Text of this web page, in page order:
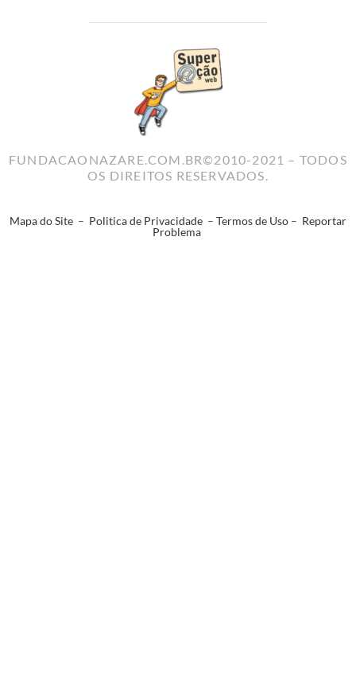
FUNDACAONAZARE.COM.BR©2010-2021 – TODOS
OS DIREITOS RESERVADOS.
Mapa do Site – Politica de Privacidade – Termos de Uso – Reportar
Problema